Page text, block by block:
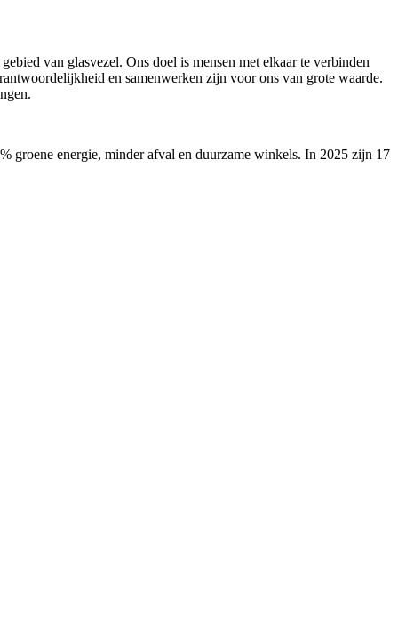
van glasvezel. Ons doel is mensen met elkaar te verbinden
en samenwerken zijn voor ons van grote waarde.
groene energie, minder afval en duurzame winkels. In 2025 zijn 17